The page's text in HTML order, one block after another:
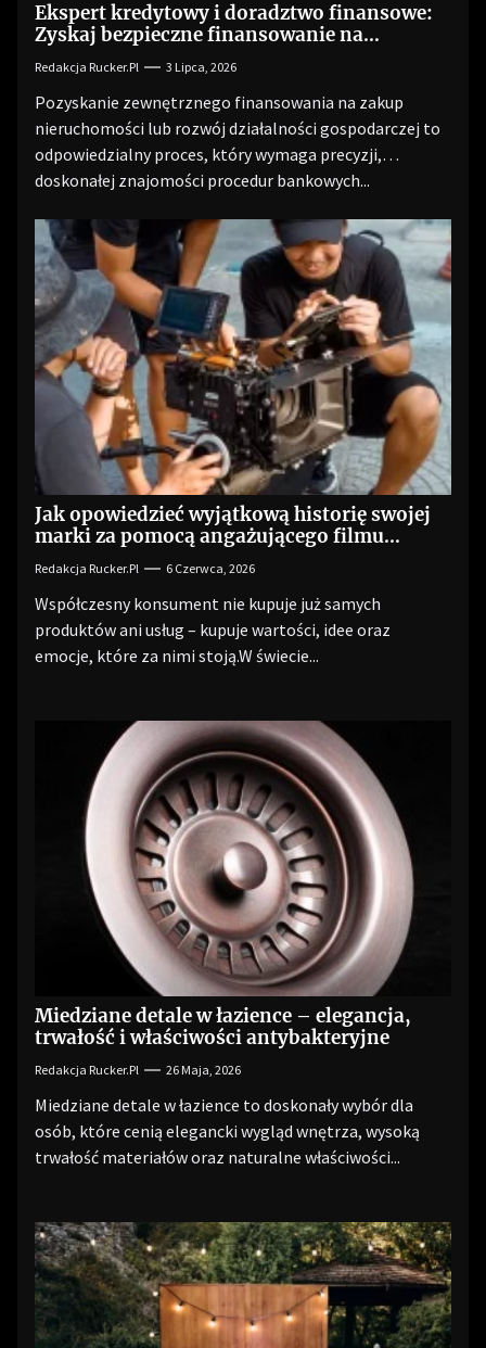
Ekspert kredytowy i doradztwo finansowe:
Zyskaj bezpieczne finansowanie na
Redakcja Rucker.pl 3 Lipca, 2026
Pozyskanie zewnętrznego finansowania na zakup
nieruchomości lub rozwój działalności gospodarczej to
odpowiedzialny proces, który wymaga precyzji,
doskonałej znajomości procedur bankowych...
Jak opowiedzieć wyjątkową historię swojej
marki za pomocą angażującego filmu
Redakcja Rucker.pl 6 Czerwca, 2026
Współczesny konsument nie kupuje już samych
produktów ani usług – kupuje wartości, idee oraz
emocje, które za nimi stoją.W świecie...
Miedziane detale w łazience – elegancja,
trwałość i właściwości antybakteryjne
Redakcja Rucker.pl 26 Maja, 2026
Miedziane detale w łazience to doskonały wybór dla
osób, które cenią elegancki wygląd wnętrza, wysoką
trwałość materiałów oraz naturalne właściwości...